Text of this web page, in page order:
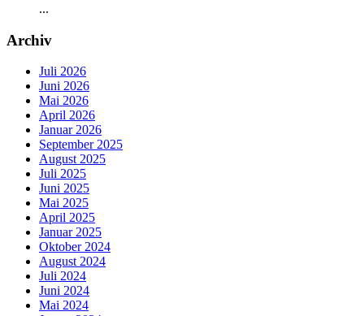
...
Archiv
Juli 2026
Juni 2026
Mai 2026
April 2026
Januar 2026
September 2025
August 2025
Juli 2025
Juni 2025
Mai 2025
April 2025
Januar 2025
Oktober 2024
August 2024
Juli 2024
Juni 2024
Mai 2024